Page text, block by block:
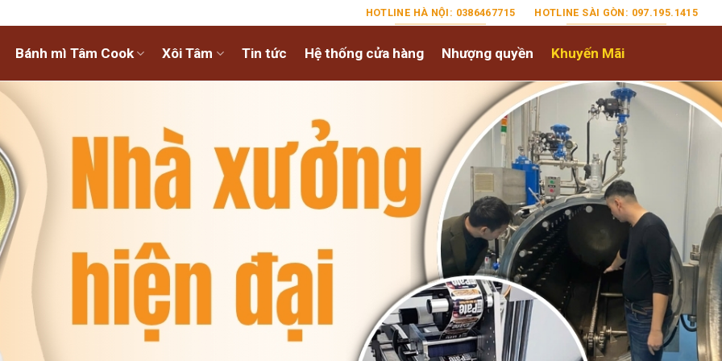
HOTLINE HÀ NỘI: 0386467715 HOTLINE SÀI GÒN: 097.195.1415
Bánh mì Tâm Cook Xôi Tâm Tin tức Hệ thống cửa hàng Nhượng quyền Khuyến Mãi